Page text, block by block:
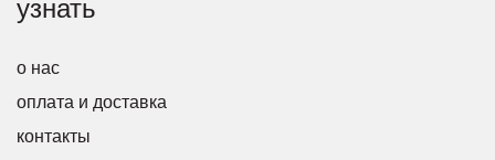
о нас
оплата и доставка
контакты